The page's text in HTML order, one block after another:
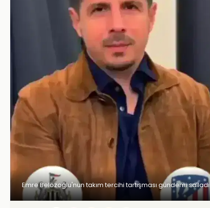
Emre Belözoğlu'nun takım tercihi tartışması gündemi salladı